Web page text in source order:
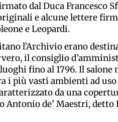
dal Duca Francesco
e alcune lettere
e Leopardi.
l’Archivio erano
il consiglio
fino al 1796. Il salone
i più vasti ambienti ad
da una
Antonio de’ Maestri, detto